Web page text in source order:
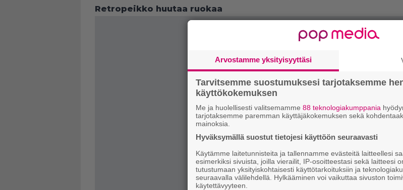
Retropeikko huutaa ruokaa
Arvostamme yksityisyyttäsi
Tarvitsemme suostumuksesi tarjotaksemme
käyttökokemuksen
Me ja huolellisesti valitsemamme 88 teknologiakumppania
tarjotaksemme paremman käyttäjäkokemuksen sekä
mainoksia.
Hyväksymällä suostut tietojesi käyttöön seuraavasti
Käytämme laitetunnisteita ja tallennamme evästeitä laitteellesi
esimerkiksi sivuista, joilla vierailit, IP-osoitteestasi sekä laitteesi
tutustumaan yksityiskohtaisesti käyttötarkoituksiin ja
seuraavalla välilehdellä. Hylkääminen voi vaikuttaa sivuston
käytettävyyteen.